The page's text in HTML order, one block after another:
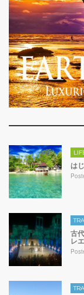
は
古
レ